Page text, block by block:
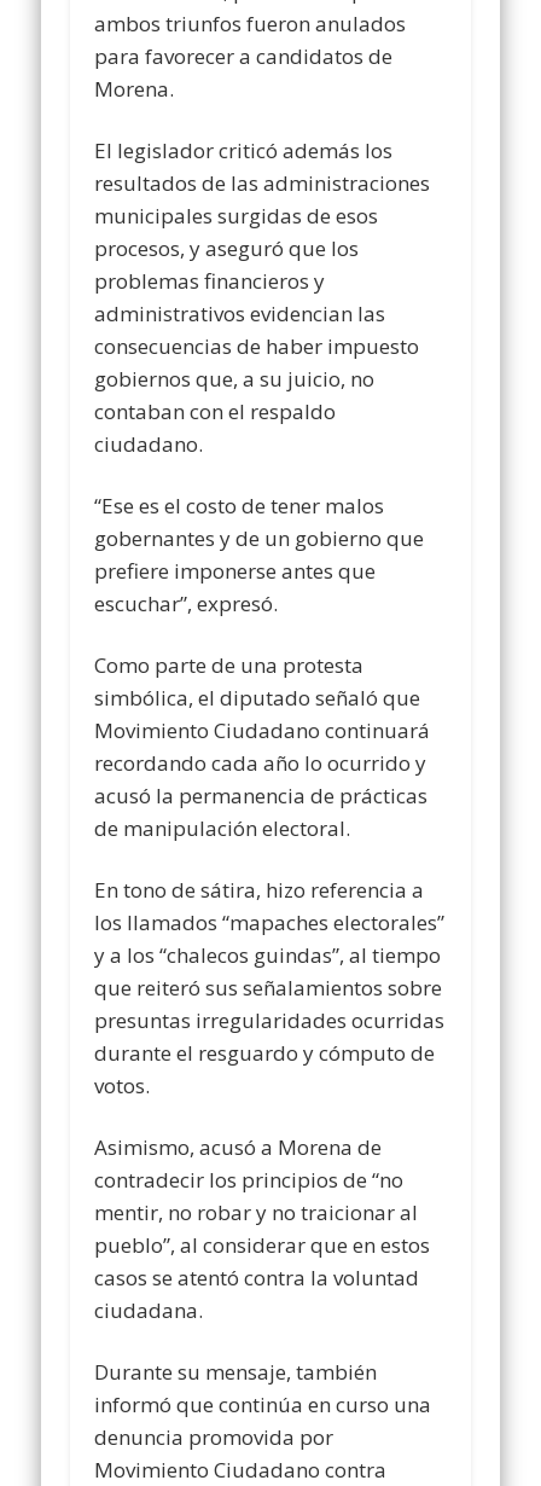
ambos triunfos fueron anulados
para favorecer a candidatos de
Morena.
El legislador criticó además los
resultados de las administraciones
municipales surgidas de esos
procesos, y aseguró que los
problemas financieros y
administrativos evidencian las
consecuencias de haber impuesto
gobiernos que, a su juicio, no
contaban con el respaldo
ciudadano.
“Ese es el costo de tener malos
gobernantes y de un gobierno que
prefiere imponerse antes que
escuchar”, expresó.
Como parte de una protesta
simbólica, el diputado señaló que
Movimiento Ciudadano continuará
recordando cada año lo ocurrido y
acusó la permanencia de prácticas
de manipulación electoral.
En tono de sátira, hizo referencia a
los llamados “mapaches electorales”
y a los “chalecos guindas”, al tiempo
que reiteró sus señalamientos sobre
presuntas irregularidades ocurridas
durante el resguardo y cómputo de
votos.
Asimismo, acusó a Morena de
contradecir los principios de “no
mentir, no robar y no traicionar al
pueblo”, al considerar que en estos
casos se atentó contra la voluntad
ciudadana.
Durante su mensaje, también
informó que continúa en curso una
denuncia promovida por
Movimiento Ciudadano contra